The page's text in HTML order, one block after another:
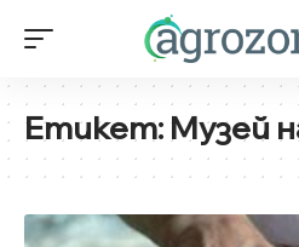
Етикет:Музей